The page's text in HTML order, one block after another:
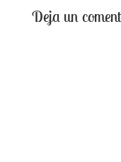
Deja un